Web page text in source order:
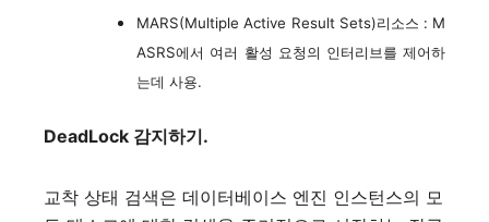
MARS(Multiple Active Result Sets)리소스 : M
ASRS에서 여러 활성 요청의 인터리브를 제어하
는데 사용.
DeadLock 감지하기.
교착 상태 검색은 데이터베이스 엔진 인스턴스의 모